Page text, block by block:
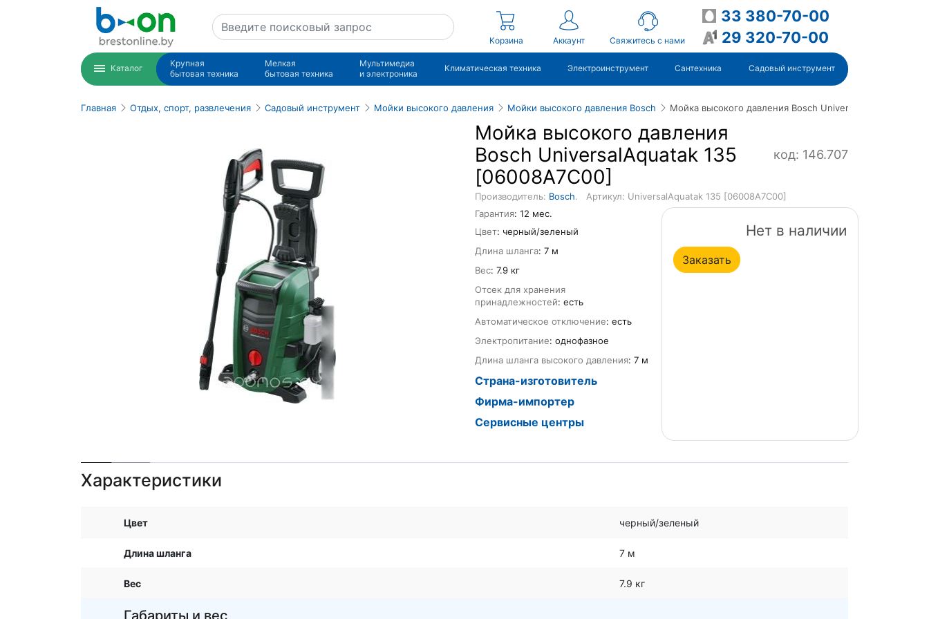
Корзина Аккаунт Свяжитесь с нами
33 380-70-00
29 320-70-00
Каталог
Крупная
бытовая техника
Мелкая
бытовая техника
Мультимедиа
и электроника
Климатическая техника Электроинструмент Сантехника Садовый инструмент
Главная Отдых, спорт, развлечения Садовый инструмент Мойки высокого давления Мойки высокого давления Bosch Мойка высокого давления Bosch UniversalAquatak 135
Мойка высокого давления
Bosch UniversalAquatak 135
[06008A7C00]
код: 146.707
Производитель: Bosch.
Артикул: UniversalAquatak 135 [06008A7C00]
Гарантия: 12 мес.
Цвет: черный/зеленый
Длина шланга: 7 м
Вес: 7.9 кг
Отсек для хранения
принадлежностей: есть
Автоматическое отключение: есть
Электропитание: однофазное
Длина шланга высокого давления: 7 м
Страна-изготовитель
Фирма-импортер
Сервисные центры
Нет в наличии
Заказать
Характеристики
Цвет черный/зеленый
Длина шланга 7 м
Вес 7.9 кг
Габариты и вес